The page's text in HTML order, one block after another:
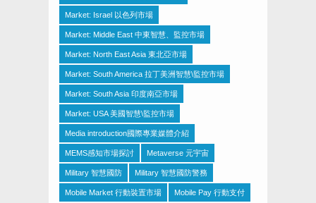
Market: Israel 以色列市場
Market: Middle East 中東智慧、監控市場
Market: North East Asia 東北亞市場
Market: South America 拉丁美洲智慧\監控市場
Market: South Asia 印度南亞市場
Market: USA 美國智慧\監控市場
Media introduction國際專業媒體介紹
MEMS感知市場探討 Metaverse 元宇宙
Military 智慧國防 Military 智慧國防警務
Mobile Market 行動裝置市場 Mobile Pay 行動支付